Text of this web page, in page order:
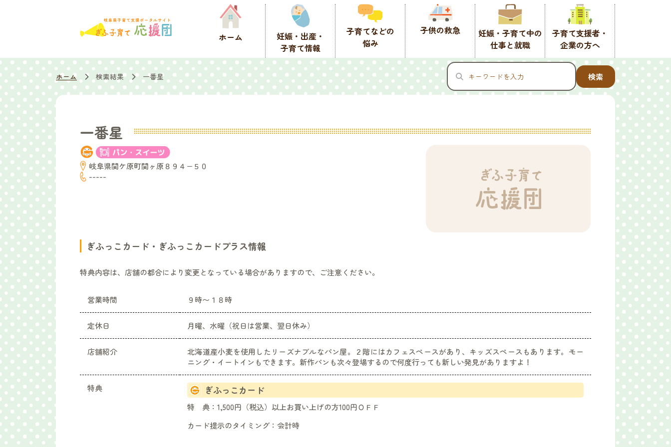
ホーム
妊娠・出産・
子育て情報
子育てなどの
悩み
子供の救急
妊娠・子育て中の
仕事と就職
子育て支援者・
企業の方へ
ホーム 検索結果 一番星 検索
一番星
岐阜県関ケ原町関ヶ原８９４−５０
-----
ぎふっこカード・ぎふっこカードプラス情報
特典内容は、店舗の都合により変更となっている場合がありますので、ご注意ください。
営業時間 ９時〜１８時
定休日 月曜、水曜（祝日は営業、翌日休み）
店舗紹介
北海道産小麦を使用したリーズナブルなパン屋。２階にはカフェスペースがあり、キッズスペースもあります。モー
ニング・イートインもできます。新作パンも次々登場するので何度行っても新しい発見がありますよ！
特典 ぎふっこカード
特 典： 1,500円（税込）以上お買い上げの方100円ＯＦＦ
カード提示のタイミング： 会計時